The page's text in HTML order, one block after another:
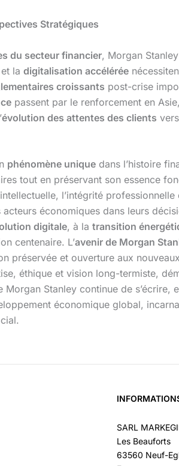
Stratégiques
du secteur financier, Morgan
et la digitalisation accélérée
croissants post-crise
passent par le renforcement en
évolution des attentes des clients
phénomène unique dans l’histoire
tout en préservant son essence
l’intégrité
acteurs économiques dans leurs
digitale, à la transition
centenaire. L’avenir de Morgan
préservée et ouverture aux
éthique et vision long-termiste,
Morgan Stanley continue de
économique global,
SARL
Les Beauforts
63560 Neuf-